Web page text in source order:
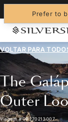
Prefer to
VOLTAR PARA
The
Outer
Viagem#OR270213007